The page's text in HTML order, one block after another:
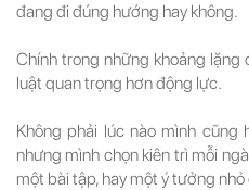
đang đi đúng hướng hay không.
Chính trong những khoảng
luật quan trọng hơn động lực.
Không phải lúc nào mình cũng
nhưng mình chọn kiên trì mỗi
một bài tập, hay một ý tưởng